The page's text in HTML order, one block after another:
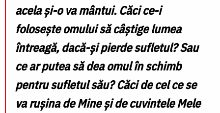
acela și-o va mântui. Căcice-i
folosește omului să câștige lumea
întreagă, dacă-și pierde sufletul? Sau
ce ar putea să dea omul în schimb
pentru sufletul său? Căci de cel ce se
va rușina de Mine și de cuvintele Mele